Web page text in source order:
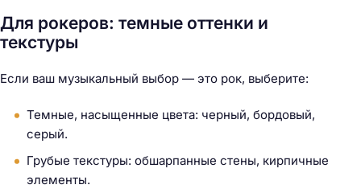
Для рокеров: темные оттенки и
текстуры
Если ваш музыкальный выбор — это рок, выберите:
Темные, насыщенные цвета: черный, бордовый,
серый.
Грубые текстуры: обшарпанные стены, кирпичные
элементы.